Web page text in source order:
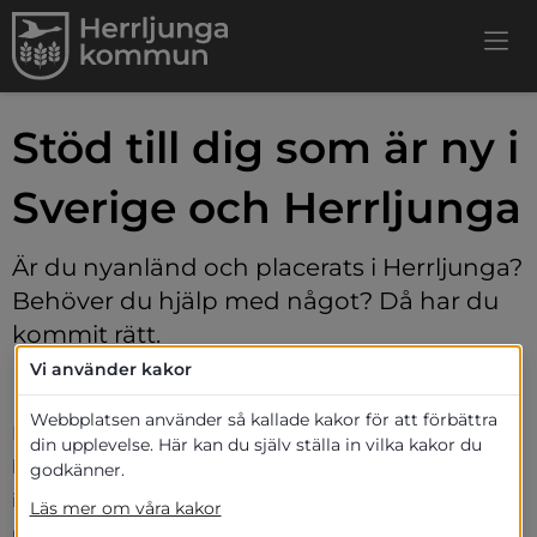
Stöd till dig som är ny i
Sverige och Herrljunga
Är du nyanländ och placerats i Herrljunga?
Behöver du hjälp med något? Då har du
kommit rätt.
Introduktionsenheten
Introduktionsenheten stöttar dig som ny invånare i
kommunen. Vi jobbar gentemot nyanlända som
innefattas av det kommunala flyktingmottagandet
Vi använder kakor
Webbplatsen använder så kallade kakor för att förbättra
din upplevelse. Här kan du själv ställa in vilka kakor du
godkänner.
Läs mer om våra kakor